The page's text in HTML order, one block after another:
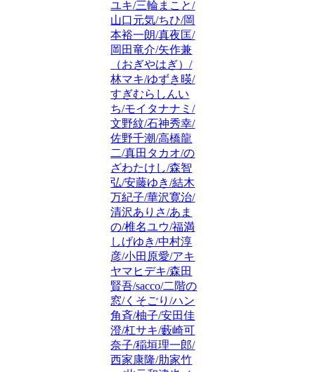
ユキ/三輪まこと/
山口元気/ちひ/岡
本裕一朗/真夜匡/
岡田竜介/矢作兼
（おぎやはぎ）/
林マキ/ゆずき暎/
すぎむらしんい
ち/モイタナナミ/
文野紋/石神秀幸/
佐野千潮/高橋龍
二/真田タカオ/の
ざわたけし/森智
弘/安藤ゆき/結木
万紀子/華沢寛治/
清沢ありさ/あま
の/椎名ユウ/福満
しげゆき/中村淳
彦/小田原愛/アキ
ヤマヒデキ/森田
賢吾/sacco/二階の
窓/くそごり/ハン
角斉/柚子/安田佳
澄/杠サキ/藪崎可
奈子/稲垣理一郎/
西家康隆/肋家竹